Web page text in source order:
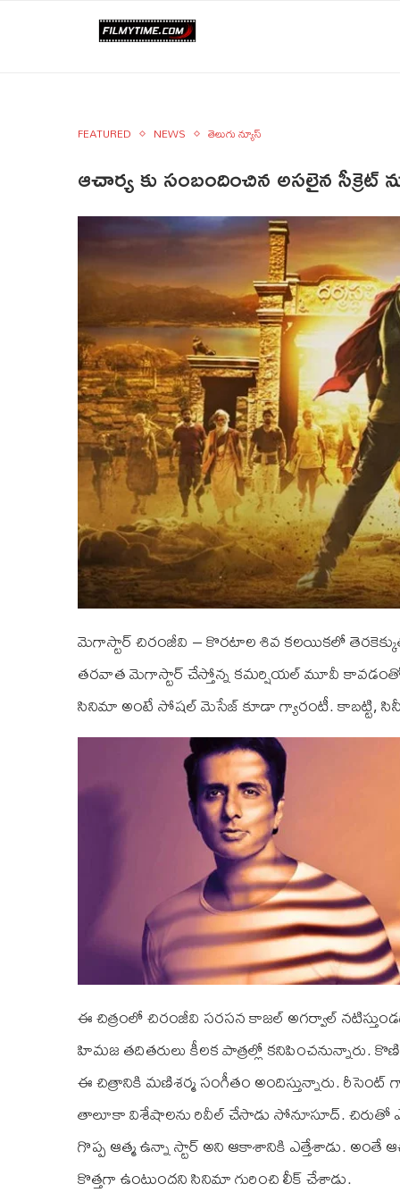
FEATURED NEWS తెలుగు న్యూస్
ఆచార్య కు సంబందించిన అసలైన సీక్రెట్
మెగాస్టార్ చిరంజీవి – కొరటాల శివ కలయికలో
తరవాత మెగాస్టార్ చేస్తోన్న కమర్షియల్ మూవీ కావడంతో
సినిమా అంటే సోషల్ మెసేజ్ కూడా గ్యారంటీ. కాబట్టి, సినీ
ఈ చిత్రంలో చిరంజీవి సరసన కాజల్ అగర్వాల్‌
హిమజ తదితరులు కీలక పాత్రల్లో కనిపించనున్నారు.
ఈ చిత్రానికి మణిశర్మ సంగీతం అందిస్తున్నారు.
తాలూకా విశేషాలను రివీల్ చేసాడు సోనూసూద్. చిరుతో
గొప్ప ఆత్మ ఉన్నా స్టార్ అని ఆకాశానికి ఎత్తేశాడు. అంతే
కొత్తగా ఉంటుందని సినిమా గురించి లీక్ చేశాడు.